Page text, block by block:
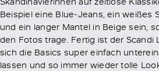
Beispiel eine Blue-Jeans, ein weißes
und ein langer Mantel in Beige sein,
den Fotos trage. Fertig ist der Scandi
sich die Basics super einfach
lassen und so immer wieder tolle